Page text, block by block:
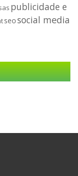
publicidade e
seosocial media